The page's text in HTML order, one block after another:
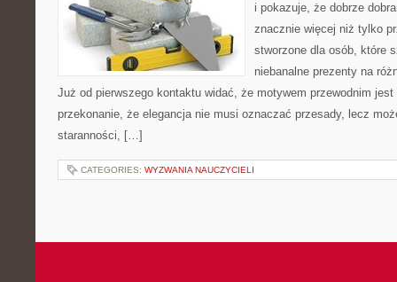
i pokazuje, że dobrze
znacznie więcej niż tylko
stworzone dla osób, które
niebanalne prezenty na
Już od pierwszego kontaktu widać, że motywem przewodnim
przekonanie, że elegancja nie musi oznaczać przesady, lecz
staranności, […]
CATEGORIES: WYZWANIA NAUCZYCIELI